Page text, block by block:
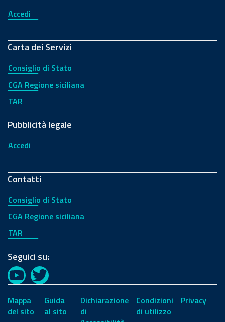
Accedi
Carta dei Servizi
Consiglio di Stato
CGA Regione siciliana
TAR
Pubblicità legale
Accedi
Contatti
Consiglio di Stato
CGA Regione siciliana
TAR
Seguici su:
YouTubeTwitter
Mappa
del sito
Guida
al sito
Dichiarazione
di
Condizioni
di utilizzo
Privacy